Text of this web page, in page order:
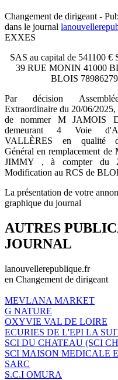
Changement de dirigeant -
dans le journal
EXXES
SAS au capital de 541100 €
39 RUE MONIN 41000
BLOIS
Par décision
Extraordinaire du 20/06/2025,
de nommer M JAMOIS
demeurant 4 Voie
VALLÈRES en qualité
Général en remplacement
JIMMY , à compter du
Modification au RCS de
La présentation de votre
graphique du journal
AUTRES
JOURNAL
lanouvellerepublique.fr
en Changement de dirigeant
MEVLANA MARKET
G NATURE
OXYVIE VAL DE LOIRE
ECURIES DE L'EPI LA
SCI DU CHATEAU (SCI
SCI MAISON MEDICALE
SARC
S.C.I OMURA